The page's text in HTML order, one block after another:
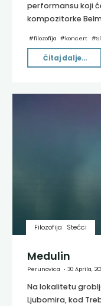
performansu koji
kompozitorke
#filozofija #koncert #
Čitaj dalje...
uma
Filozofija Stećci
Medulin
Perunovica 30 Aprila,
Na lokalitetu
Ljubomira, kod